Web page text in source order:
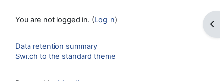
You are not logged in. (Log in)
Data retention summary
Switch to the standard theme